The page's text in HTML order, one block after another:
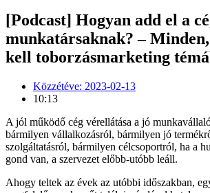
[Podcast] Hogyan add el a
munkatársaknak? –
kell toborzásmarketing
Közzétéve: 2023-02-13
10:13
A jól működő cég vérellátása a jó
bármilyen vállalkozásról, bármilyen jó
szolgáltatásról, bármilyen célcsoportról, ha a
gond van, a szervezet előbb-utóbb leáll.
Ahogy teltek az évek az utóbbi időszakban,